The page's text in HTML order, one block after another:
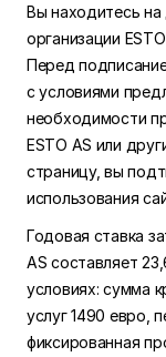
Вы находитесь
организации
Перед
с условиями
необходимости
ESTO AS или
страницу, вы
использования
Годовая ставка
AS составляет
условиях: сумма
услуг 1490 евро,
фиксированная